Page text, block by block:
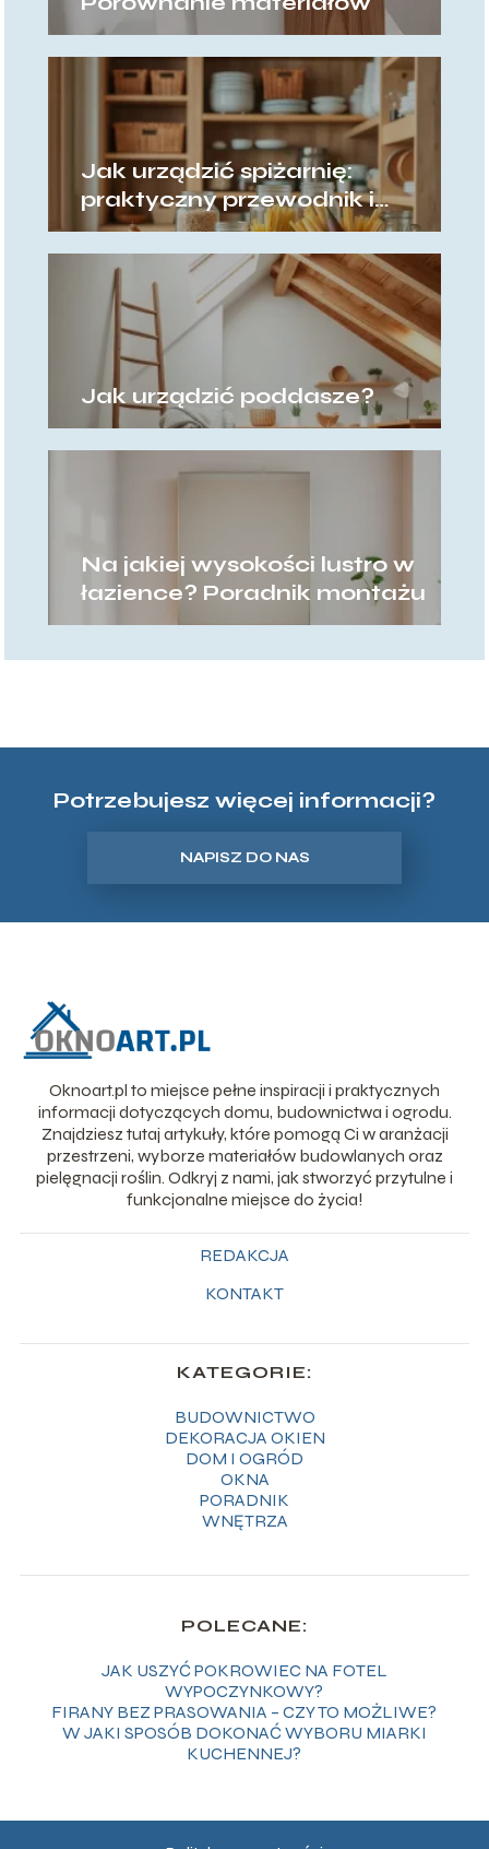
Jak urządzić spiżarnię:
praktyczny przewodnik i
pomysły
Jak urządzić poddasze?
Na jakiej wysokości lustro w
łazience? Poradnik montażu
Potrzebujesz więcej informacji?
NAPISZ DO NAS
Oknoart.pl to miejsce pełne inspiracji i praktycznych
informacji dotyczących domu, budownictwa i ogrodu.
Znajdziesz tutaj artykuły, które pomogą Ci w aranżacji
przestrzeni, wyborze materiałów budowlanych oraz
pielęgnacji roślin. Odkryj z nami, jak stworzyć przytulne i
funkcjonalne miejsce do życia!
REDAKCJA
KONTAKT
KATEGORIE:
BUDOWNICTWO
DEKORACJA OKIEN
DOM I OGRÓD
OKNA
PORADNIK
WNĘTRZA
POLECANE:
JAK USZYĆ POKROWIEC NA FOTEL
WYPOCZYNKOWY?
FIRANY BEZ PRASOWANIA – CZY TO MOŻLIWE?
W JAKI SPOSÓB DOKONAĆ WYBORU MIARKI
KUCHENNEJ?